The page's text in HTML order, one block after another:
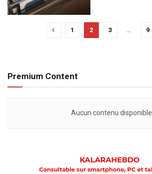
1 2 3 … 9
Premium Content
Aucun contenu disponible